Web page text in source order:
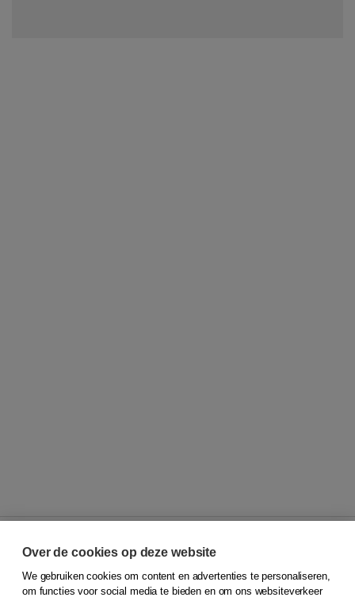
© 2026Koninklijke Boom uitgevers
Over de cookies op deze website
We gebruiken cookies om content en advertenties te personaliseren,
om functies voor social media te bieden en om ons websiteverkeer